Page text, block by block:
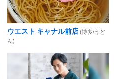
ウエスト キャナル前店 (博多/うど
ん)